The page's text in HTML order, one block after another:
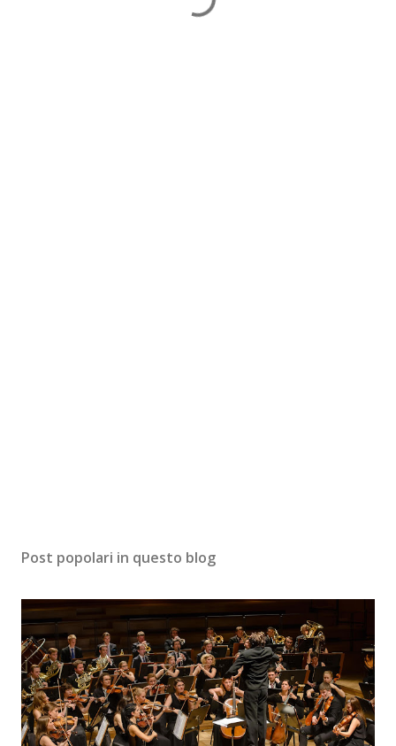
Post popolari in questo blog